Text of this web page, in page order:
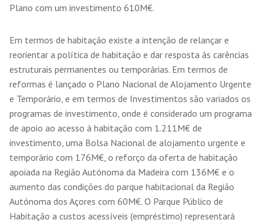
Plano com um investimento 610M€.
Em termos de habitação existe a intenção de relançar e
reorientar a política de habitação e dar resposta às carências
estruturais permanentes ou temporárias. Em termos de
reformas é lançado o Plano Nacional de Alojamento Urgente
e Temporário, e em termos de Investimentos são variados os
programas de investimento, onde é considerado um programa
de apoio ao acesso à habitação com 1.211M€ de
investimento, uma Bolsa Nacional de alojamento urgente e
temporário com 176M€, o reforço da oferta de habitação
apoiada na Região Autónoma da Madeira com 136M€ e o
aumento das condições do parque habitacional da Região
Autónoma dos Açores com 60M€. O Parque Público de
Habitação a custos acessíveis (empréstimo) representará